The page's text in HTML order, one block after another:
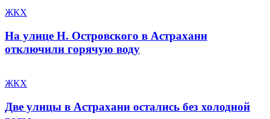
ЖКХ
На улице Н. Островского в Астрахани
отключили горячую воду
ЖКХ
Две улицы в Астрахани остались без холодной